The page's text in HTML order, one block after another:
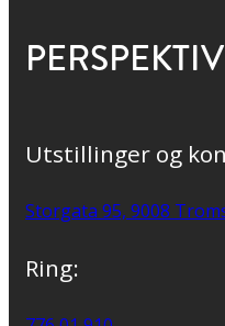
Utstillinger og
Storgata 95, 9008
Ring: